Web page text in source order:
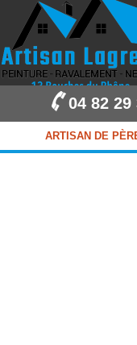
04 82 29
ARTISAN DE